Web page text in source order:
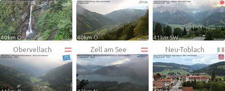
40km O 40km O 41km SW
Obervellach Zell am See Neu-Toblach